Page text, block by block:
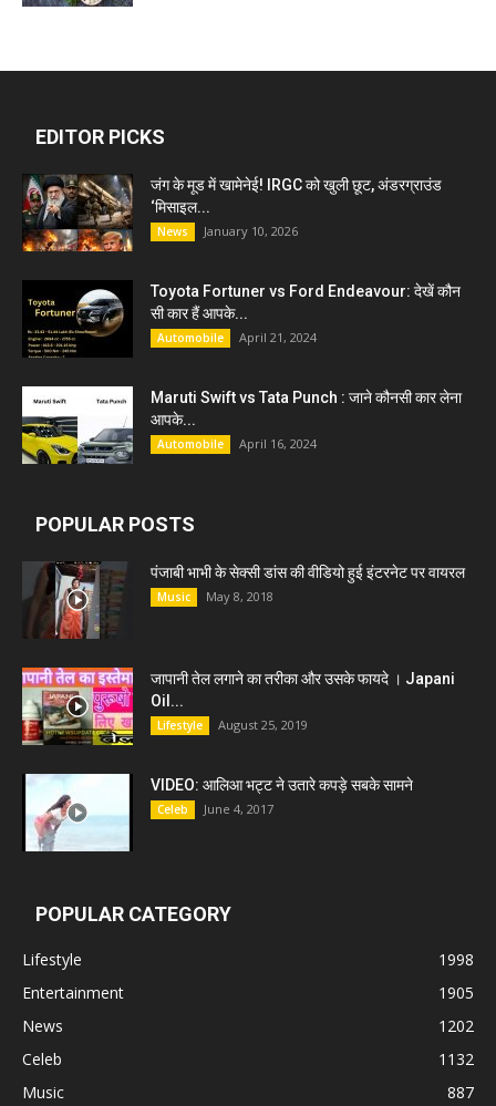
EDITOR PICKS
जंग के मूड में खामेनेई! IRGC को खुली छूट, अंडरग्राउंड
‘मिसाइल...
News January 10, 2026
Toyota Fortuner vs Ford Endeavour: देखें कौन
सी कार हैं आपके...
Automobile April 21, 2024
Maruti Swift vs Tata Punch : जाने कौनसी कार लेना
आपके...
Automobile April 16, 2024
POPULAR POSTS
पंजाबी भाभी के सेक्सी डांस की वीडियो हुई इंटरनेट पर वायरल
Music May 8, 2018
जापानी तेल लगाने का तरीका और उसके फायदे । Japani
Oil...
Lifestyle August 25, 2019
VIDEO: आलिआ भट्ट ने उतारे कपड़े सबके सामने
Celeb June 4, 2017
POPULAR CATEGORY
Lifestyle
1998
Entertainment
1905
News
1202
Celeb
1132
Music
887